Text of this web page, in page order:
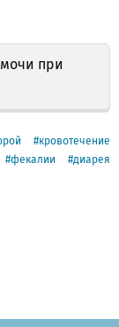
при
кровотечение
фекалии
диарея